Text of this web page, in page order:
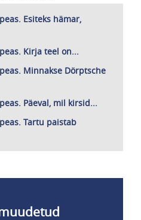
Esiteks hämar,
Kirja teel on...
Minnakse Dörptsche
Päeval, mil kirsid...
Tartu paistab